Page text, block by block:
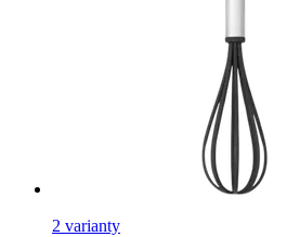
2 varianty